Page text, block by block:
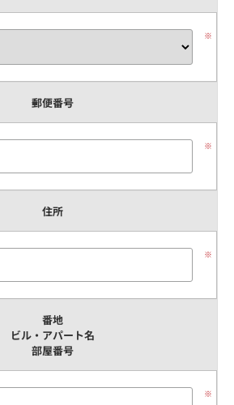
※
郵便番号
※
住所
※
番地
ビル・アパート名
部屋番号
※